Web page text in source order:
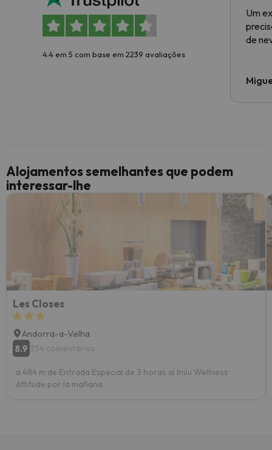
4.4 em 5 com base em 2239 avaliações
Um
de
Alojamentos semelhantes que podem
interessar-lhe
Les Closes
Andorra-a-Velha
8.9 354 comentários
a 484 m de Entrada Especial de 3 horas al Inúu Wellness
Attitude por la mañana